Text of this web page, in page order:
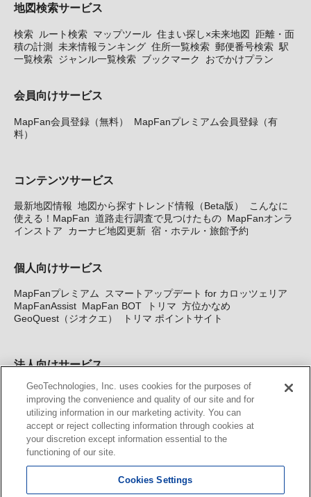
地図検索サービス
検索 ルート検索 マップツール 住まい探し×未来地図
距離・面
積の計測
未来情報ランキング 住所一覧検索 郵便番号検索 駅
一覧検索 ジャンル一覧検索 ブックマーク おでかけプラン
会員向けサービス
MapFan会員登録（無料）
MapFanプレミアム会員登録（有
料）
コンテンツサービス
最新地図情報 地図から探すトレンド情報（Beta版）
こんなに
使える！MapFan 道路走行調査で見つけたもの MapFanオンラ
インストア
カーナビ地図更新 宿・ホテル・旅館予約
個人向けサービス
MapFanプレミアム
スマートアップデート for カロッツェリア
MapFanAssist MapFan BOT トリマ 方位かなめ
GeoQuest（ジオクエ）
トリマ ポイントサイト
法人向けサービス
法人向け地図・位置情報サービス WEBサイト・システム向け地
図API Windows PC向け地図開発キット MapFan DB 住所確認
サービス
MAP WORLD+ トリマ広告 Geo-Research
カーナビ地図更新サービス
MapFan スマートメンバーズ
GeoTechnologies, Inc. uses cookies for the purposes of
improving the convenience and quality of our site and for
utilizing information in our marketing activity. You can
accept or reject collecting information through cookies at
your discretion except information essential to the
functioning of our site.
Cookies Settings